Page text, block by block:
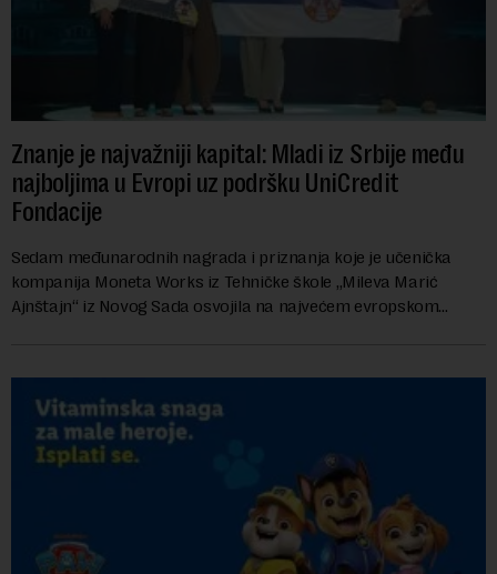
Znanje je najvažniji kapital: Mladi iz Srbije među
najboljima u Evropi uz podršku UniCredit
Fondacije
Sedam međunarodnih nagrada i priznanja koje je učenička
kompanija Moneta Works iz Tehničke škole „Mileva Marić
Ajnštajn“ iz Novog Sada osvojila na najvećem evropskom